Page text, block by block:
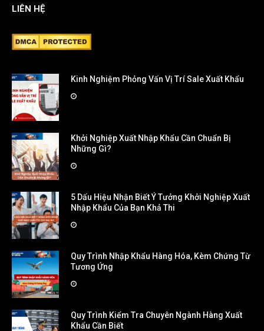
LIÊN HỆ
Kinh Nghiệm Phỏng Vấn Vị Trí Sale Xuất Khẩu
Khởi Nghiệp Xuất Nhập Khẩu Cần Chuẩn Bị
Những Gì?
5 Dấu Hiệu Nhận Biết Ý Tưởng Khởi Nghiệp Xuất
Nhập Khẩu Của Bạn Khả Thi
Quy Trình Nhập Khẩu Hàng Hóa, Kèm Chứng Từ
Tương Ứng
Quy Trình Kiểm Tra Chuyên Ngành Hàng Xuất
Khẩu Cần Biết